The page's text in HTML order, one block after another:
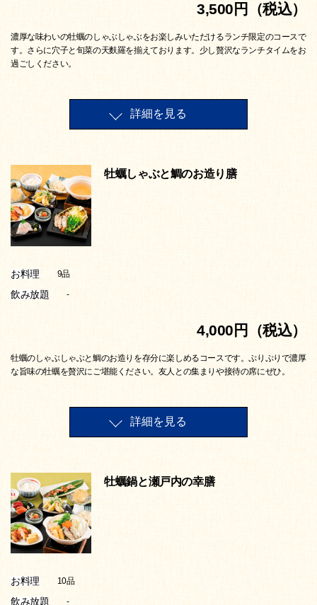
3,500円（税込）
濃厚な味わいの牡蠣のしゃぶしゃぶをお楽しみいただけるランチ限定のコースで
す。さらに穴子と旬菜の天麩羅を揃えております。少し贅沢なランチタイムをお
過ごしください。
詳細を見る
牡蠣しゃぶと鯛のお造り膳
お料理 9品
飲み放題 -
4,000円（税込）
牡蠣のしゃぶしゃぶと鯛のお造りを存分に楽しめるコースです。ぷりぷりで濃厚
な旨味の牡蠣を贅沢にご堪能ください。友人との集まりや接待の席にぜひ。
詳細を見る
牡蠣鍋と瀬戸内の幸膳
お料理 10品
飲み放題 -